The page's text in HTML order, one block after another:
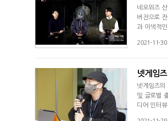
네오위즈
버전으로
과 이색적
인 화상 인
2021-11-30
넷게임
넷게임즈의
및 글로벌
디어 인터